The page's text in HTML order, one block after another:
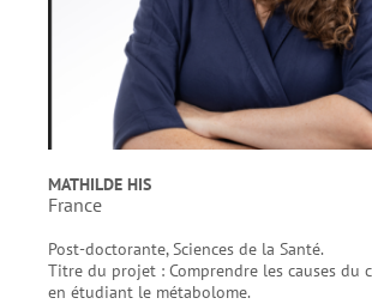
MATHILDE HIS
France
Post-doctorante, Sciences de la Santé.
Titre du projet : Comprendre les causes du
en étudiant le métabolome.